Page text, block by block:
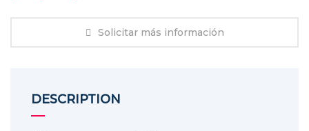
Solicitar más información
DESCRIPTION